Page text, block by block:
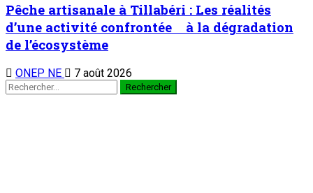
Pêche artisanale à Tillabéri : Les réalités
d’une activité confrontée à la dégradation
de l’écosystème
ONEP NE 7 août 2026